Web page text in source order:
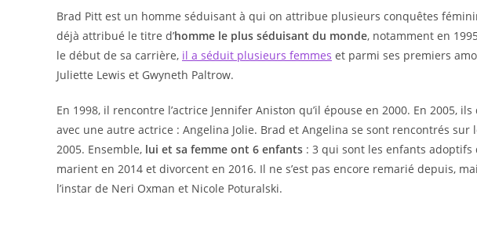
Brad Pitt est un homme séduisant à qui on attribue plusieurs conquêtes
déjà attribué le titre d’homme le plus séduisant du monde, notamment en
le début de sa carrière, il a séduit plusieurs femmes et parmi ses premiers
Juliette Lewis et Gwyneth Paltrow.
En 1998, il rencontre l’actrice Jennifer Aniston qu’il épouse en 2000. En 2005,
avec une autre actrice : Angelina Jolie. Brad et Angelina se sont rencontrés
2005. Ensemble, lui et sa femme ont 6 enfants : 3 qui sont les enfants adoptifs
marient en 2014 et divorcent en 2016. Il ne s’est pas encore remarié depuis,
l’instar de Neri Oxman et Nicole Poturalski.